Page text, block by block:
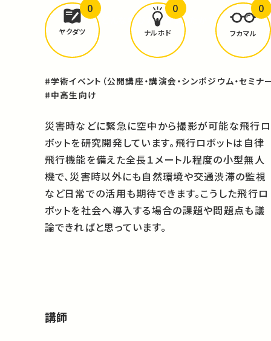
どんな学びがありましたか？
ヤクダツ
0
ナルホド
0
フカマル
0
#学術イベント（公開講座・講演会・シンポジウム・セミナ
#中高生向け
災害時などに緊急に空中から撮影が可能な飛行ロ
ボットを研究開発しています。飛行ロボットは自律
飛行機能を備えた全長１メートル程度の小型無人
機で、災害時以外にも自然環境や交通渋滞の監視
など日常での活用も期待できます。こうした飛行ロ
ボットを社会へ導入する場合の課題や問題点も議
論できればと思っています。
講師